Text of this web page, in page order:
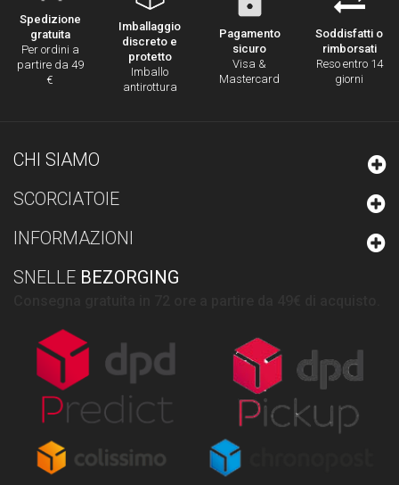
Spedizione
gratuita
Per ordini a
partire da 49
€
Imballaggio
discreto e
protetto
Imballo
antirottura
Pagamento
sicuro
Visa &
Mastercard
Soddisfatti o
rimborsati
Reso entro 14
giorni
CHI SIAMO
SCORCIATOIE
INFORMAZIONI
SNELLE BEZORGING